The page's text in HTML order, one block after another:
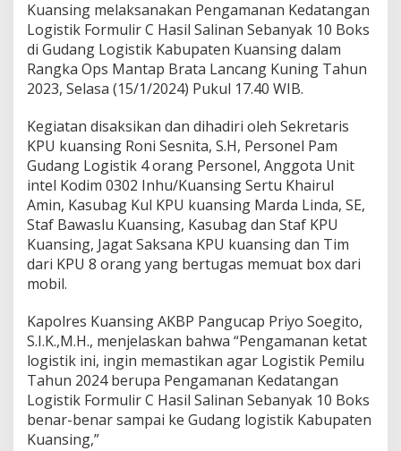
a
t
a
n
g
a
L
o
g
i
s
t
i
k
F
u
l
i
C
H
a
Kuansing melaksanakan Pengamanan Kedatangan
Logistik Formulir C Hasil Salinan Sebanyak 10 Boks
di Gudang Logistik Kabupaten Kuansing dalam
Rangka Ops Mantap Brata Lancang Kuning Tahun
2023, Selasa (15/1/2024) Pukul 17.40 WIB.
Kegiatan disaksikan dan dihadiri oleh Sekretaris
KPU kuansing Roni Sesnita, S.H, Personel Pam
Gudang Logistik 4 orang Personel, Anggota Unit
intel Kodim 0302 Inhu/Kuansing Sertu Khairul
Amin, Kasubag Kul KPU kuansing Marda Linda, SE,
Staf Bawaslu Kuansing, Kasubag dan Staf KPU
Kuansing, Jagat Saksana KPU kuansing dan Tim
dari KPU 8 orang yang bertugas memuat box dari
mobil.
Kapolres Kuansing AKBP Pangucap Priyo Soegito,
S.I.K.,M.H., menjelaskan bahwa “Pengamanan ketat
logistik ini, ingin memastikan agar Logistik Pemilu
Tahun 2024 berupa Pengamanan Kedatangan
Logistik Formulir C Hasil Salinan Sebanyak 10 Boks
benar-benar sampai ke Gudang logistik Kabupaten
Kuansing,”